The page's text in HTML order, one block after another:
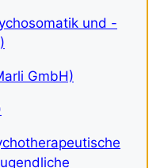
und -
GmbH)